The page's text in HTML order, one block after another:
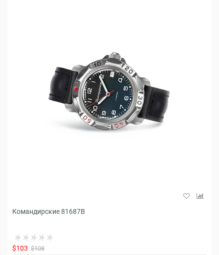
Командирские 81687B
$103 $108